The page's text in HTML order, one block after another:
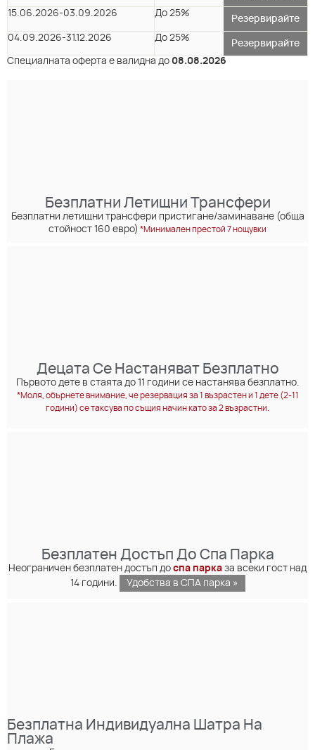
15.06.2026-03.09.2026 До 25%
Резервирайте
04.09.2026-31.12.2026 До 25%
Резервирайте
Специалната оферта е валидна до 08.08.2026
Безплатни Летищни Трансфери
Безплатни летищни трансфери пристигане/заминаване (обща
стойност 160 евро) *Минимален престой 7 нощувки
Децата Се Настаняват Безплатно
Първото дете в стаята до 11 години се настанява безплатно.
*Моля, обърнете внимание, че резервация за 1 възрастен и 1 дете (2-11
години) се таксува по същия начин като за 2 възрастни.
Безплатен Достъп До Спа Парка
Неограничен безплатен достъп до спа парка за всеки гост над
14 години.
Удобства в СПА парка »
Безплатна Индивидуална Шатра На
Плажа